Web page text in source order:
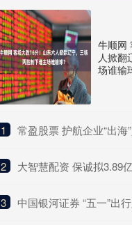
牛顺网
人掀翻
场谁输
1 常盈股票 护航企业“出海”人才“入境”，
2 大智慧配资 保诚拟3.89亿美元
3 中国银河证券 “五一”出行必看！乘